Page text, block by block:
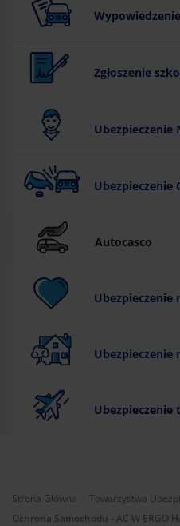
Zgłoszenie
Ubezpieczenie
Ubezpieczenie
Autocasco
Ubezpieczenie
Ubezpieczenie
Ubezpieczenie
Strona Główna Towarzystwa
Ochrona Samochodu - AC W ERGO